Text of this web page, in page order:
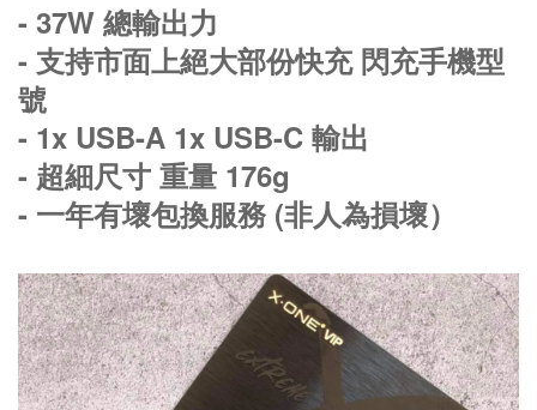
- 37W 總輸出力
- 支持市面上絕大部份快充 閃充手機型
號
- 1x USB-A 1x USB-C 輸出
- 超細尺寸 重量 176g
- 一年有壞包換服務 (非人為損壞）